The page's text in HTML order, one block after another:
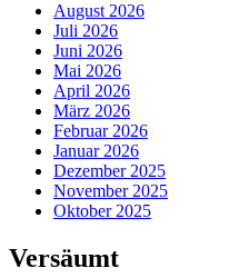
August 2026
Juli 2026
Juni 2026
Mai 2026
April 2026
März 2026
Februar 2026
Januar 2026
Dezember 2025
November 2025
Oktober 2025
Versäumt